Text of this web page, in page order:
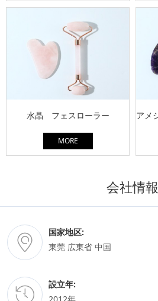
水晶 フェスローラー
MORE
会社情報
国家地区:
東莞 広東省 中国
設立年: